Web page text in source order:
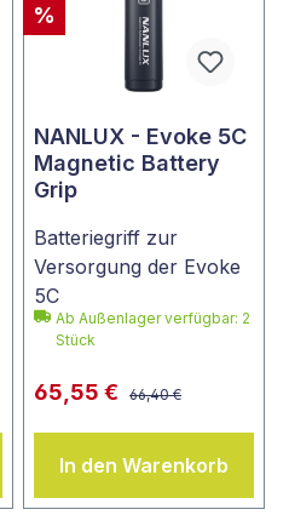
%
NANLUX - Evoke 5C
Magnetic Battery
Grip
Batteriegriff zur
Versorgung der Evoke
5C
Ab Außenlager verfügbar: 2
Stück
65,55 € 66,40 €
In den Warenkorb